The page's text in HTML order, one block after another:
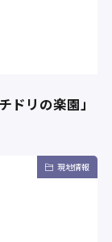
ドリの楽園」
現地情報